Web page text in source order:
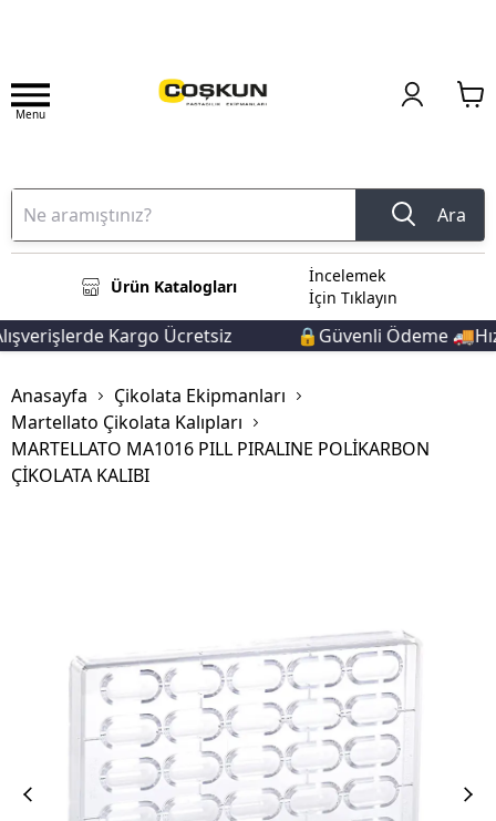
Menu
Ara
Ürün Katalogları
İncelemek
İçin Tıklayın
Kargo Ücretsiz 🔒Güvenli Ödeme
Anasayfa
Çikolata Ekipmanları
Martellato Çikolata Kalıpları
MARTELLATO MA1016 PILL PIRALINE POLİKARBON
ÇİKOLATA KALIBI